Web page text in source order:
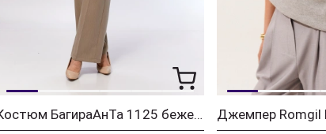
Костюм БагираАнТа 1125 бежевый